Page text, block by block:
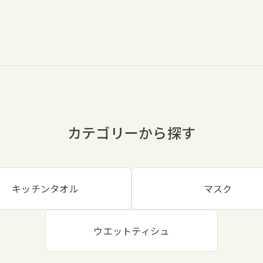
カテゴリーから探す
キッチンタオル マスク
ウエットティシュ